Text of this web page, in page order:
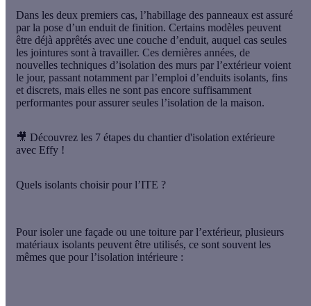
Dans les deux premiers cas, l’habillage des panneaux est assuré
par la pose d’un enduit de finition. Certains modèles peuvent
être déjà apprêtés avec une couche d’enduit, auquel cas seules
les jointures sont à travailler. Ces dernières années, de
nouvelles techniques d’isolation des murs par l’extérieur voient
le jour, passant notamment par l’emploi d’enduits isolants, fins
et discrets, mais elles ne sont pas encore suffisamment
performantes pour assurer seules l’isolation de la maison.
🎥 Découvrez les 7 étapes du chantier d'isolation extérieure
avec Effy !
Quels isolants choisir pour l’ITE ?
Pour isoler une façade ou une toiture par l’extérieur, plusieurs
matériaux isolants peuvent être utilisés, ce sont souvent les
mêmes que pour l’isolation intérieure :